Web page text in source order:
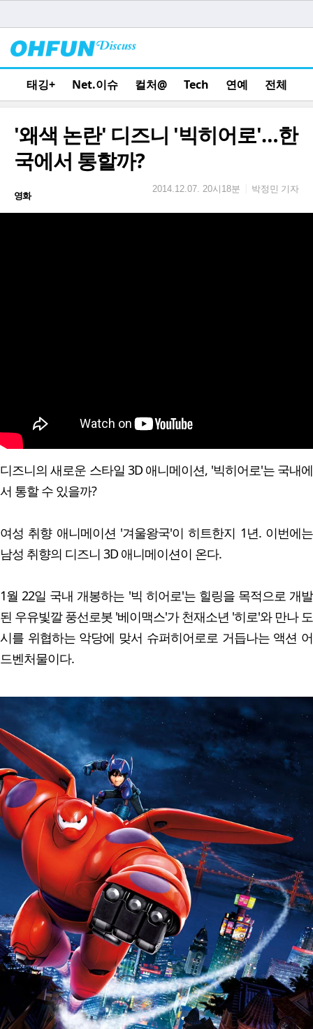
태깅+ Net.이슈 컬처@ Tech 연예 전체
'왜색 논란' 디즈니 '빅히어로'…한
국에서 통할까?
영화
2014.12.07. 20시18분 박정민 기자
디즈니의 새로운 스타일 3D 애니메이션, '빅히어로'는 국내에
서 통할 수 있을까?
여성 취향 애니메이션 '겨울왕국'이 히트한지 1년. 이번에는
남성 취향의 디즈니 3D 애니메이션이 온다.
1월 22일 국내 개봉하는 '빅 히어로'는 힐링을 목적으로 개발
된 우유빛깔 풍선로봇 '베이맥스'가 천재소년 '히로'와 만나 도
시를 위협하는 악당에 맞서 슈퍼히어로로 거듭나는 액션 어
드벤처물이다.